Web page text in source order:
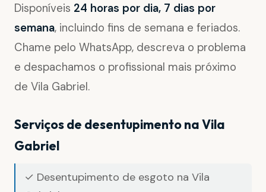
Disponíveis 24 horas por dia, 7 dias por
semana, incluindo fins de semana e feriados.
Chame pelo WhatsApp, descreva o problema
e despachamos o profissional mais próximo
de Vila Gabriel.
Serviços de desentupimento na Vila
Gabriel
✓ Desentupimento de esgoto na Vila